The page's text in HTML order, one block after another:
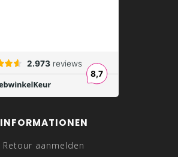
INFORMATIONEN
Retour aanmelden